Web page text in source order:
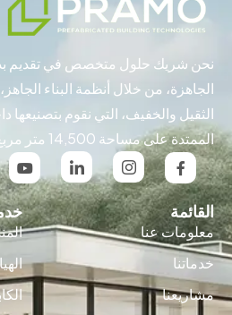
نحن شريك حلول متخصص في تقديم
الجاهزة، من خلال أنظمة البناء
الثقيل والخفيف، التي نقوم بتصنيعها
الممتدة على مساحة 14,500 متر مربع
القائمة
معلومات عنا
خدماتنا
مشاريعنا